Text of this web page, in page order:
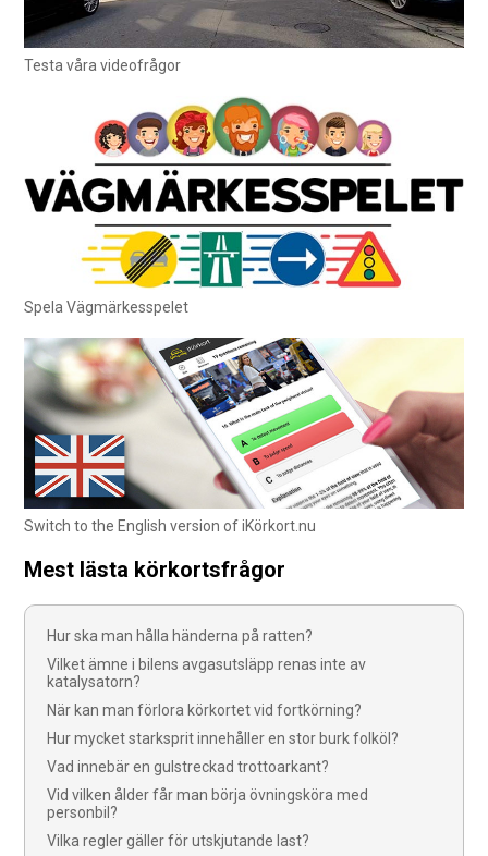
Testa våra videofrågor
Spela Vägmärkesspelet
Switch to the English version of iKörkort.nu
Mest lästa körkortsfrågor
Hur ska man hålla händerna på ratten?
Vilket ämne i bilens avgasutsläpp renas inte av
katalysatorn?
När kan man förlora körkortet vid fortkörning?
Hur mycket starksprit innehåller en stor burk folköl?
Vad innebär en gulstreckad trottoarkant?
Vid vilken ålder får man börja övningsköra med
personbil?
Vilka regler gäller för utskjutande last?